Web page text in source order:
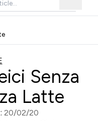
Senza
Latte
20/02/20